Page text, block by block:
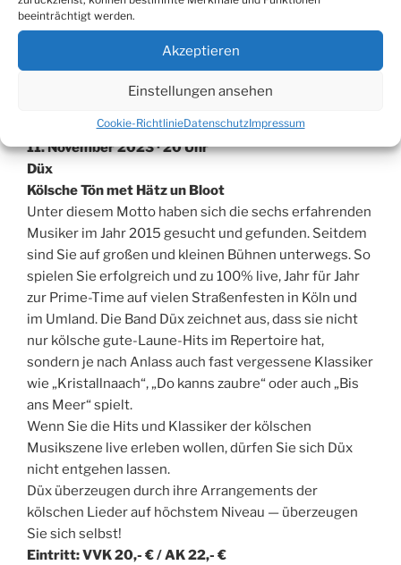
beeinträchtigt werden.
Akzeptieren
Einstellungen ansehen
Cookie-RichtlinieDatenschutzImpressum
sehen sind oder plötzlich einige Herbert- Grönemeyer-
Zeilen im Hip-Hop-Sound gerappt werden, wird schnell
klar, dass sie sich selbst manchmal nicht so furchtbar
Eintritt: VVK 22,- € / AK 24,- €
11. November 2023 · 20 Uhr
Düx
Kölsche Tön met Hätz un Bloot
Unter diesem Motto haben sich die sechs erfahrenden
Musiker im Jahr 2015 gesucht und gefunden. Seitdem
sind Sie auf großen und kleinen Bühnen unterwegs. So
spielen Sie erfolgreich und zu 100% live, Jahr für Jahr
zur Prime-Time auf vielen Straßenfesten in Köln und
im Umland. Die Band Düx zeichnet aus, dass sie nicht
nur kölsche gute-Laune-Hits im Repertoire hat,
sondern je nach Anlass auch fast vergessene Klassiker
wie „Kristallnaach“, „Do kanns zaubre“ oder auch „Bis
ans Meer“ spielt.
Wenn Sie die Hits und Klassiker der kölschen
Musikszene live erleben wollen, dürfen Sie sich Düx
nicht entgehen lassen.
Düx überzeugen durch ihre Arrangements der
kölschen Lieder auf höchstem Niveau — überzeugen
Sie sich selbst!
Eintritt: VVK 20,- € / AK 22,- €